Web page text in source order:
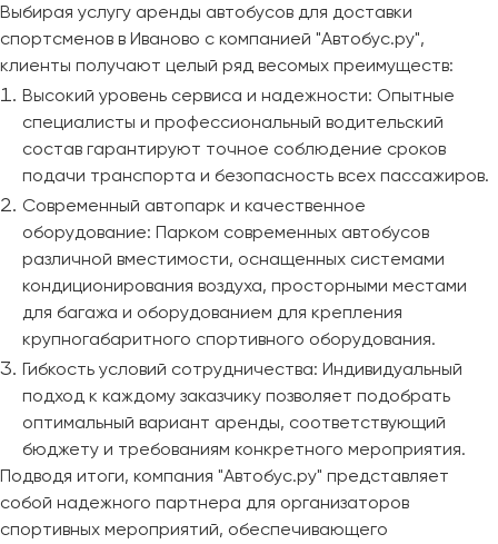
Выбирая услугу аренды автобусов для доставки
спортсменов в Иваново с компанией "Автобус.ру",
клиенты получают целый ряд весомых преимуществ:
Высокий уровень сервиса и надежности: Опытные
специалисты и профессиональный водительский
состав гарантируют точное соблюдение сроков
подачи транспорта и безопасность всех пассажиров.
Современный автопарк и качественное
оборудование: Парком современных автобусов
различной вместимости, оснащенных системами
кондиционирования воздуха, просторными местами
для багажа и оборудованием для крепления
крупногабаритного спортивного оборудования.
Гибкость условий сотрудничества: Индивидуальный
подход к каждому заказчику позволяет подобрать
оптимальный вариант аренды, соответствующий
бюджету и требованиям конкретного мероприятия.
Подводя итоги, компания "Автобус.ру" представляет
собой надежного партнера для организаторов
спортивных мероприятий, обеспечивающего